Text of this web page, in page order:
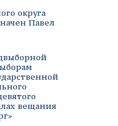
округа
Павел
вещания